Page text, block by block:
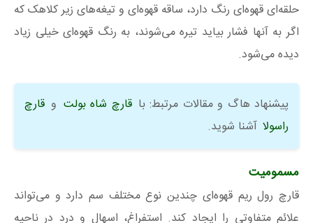
حلقه‌‌ای قهوه‌ای رنگ دارد، ساقه قهوه‌ای و تیغه‌های زیر کلاهک که
اگر به آنها فشار بیاید تیره می‌شوند، به رنگ قهوه‌ای خیلی زیاد
دیده می‌شود.
پیشنهاد هاگ و مقالات مرتبط: با قارچ شاه بولت و قارچ
راسولا آشنا شوید.
مسمومیت
قارچ رول‌ ریم قهوه‌ای چندین نوع مختلف سم دارد و می‌تواند
علائم متفاوتی را ایجاد کند. استفراغ، اسهال و درد در ناحیه